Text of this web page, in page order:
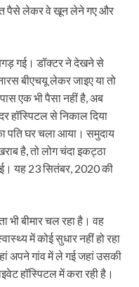
पैसे लेकर वे खून लेने गए और
गई। डॉक्टर ने देखने से
बीएचयू लेकर जाइए या तो
एक भी पैसा नहीं है, अब
से निकाल दिया
पति घर चला आया। समुदाय
है, तो लोग चंदा इकट्ठा
यह 23 सितंबर, 2020 की
भी बीमार चल रहा है। वह
में कोई सुधार नहीं हो रहा
अपने गांव में ले गई जहां उसकी
हॉस्पिटल में करा रही है।